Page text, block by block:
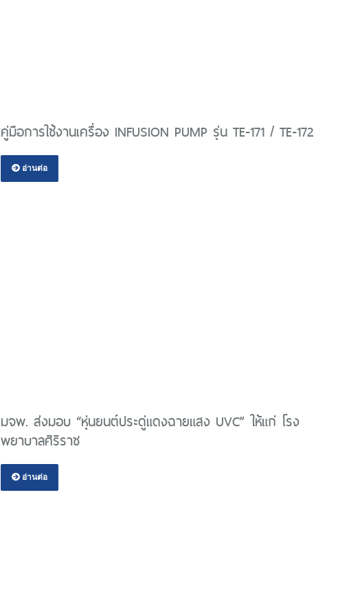
คู่มือการใช้งานเครื่อง INFUSION PUMP รุ่น TE-171 / TE-172
อ่านต่อ
มจพ. ส่งมอบ “หุ่นยนต์ประดู่แดงฉายแสง UVC” ให้แก่ โรง
พยาบาลศิริราช
อ่านต่อ